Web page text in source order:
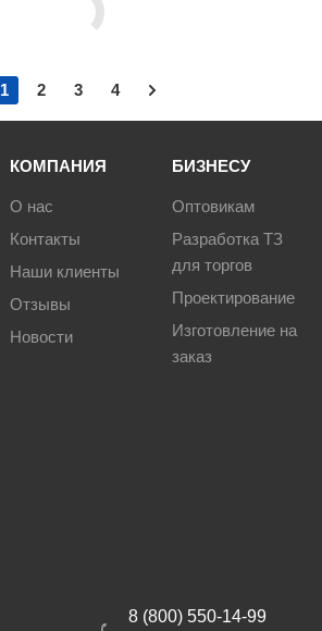
1 2 3 4
КОМПАНИЯ
О нас
Контакты
Наши клиенты
Отзывы
Новости
БИЗНЕСУ
Оптовикам
Разработка ТЗ
для торгов
Проектирование
Изготовление на
заказ
8 (800) 550-14-99